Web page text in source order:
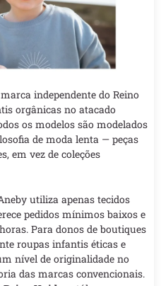
independente do Reino
orgânicas no atacado
os modelos são modelados
de moda lenta — peças
em vez de coleções
utiliza apenas tecidos
pedidos mínimos baixos e
Para donos de boutiques
roupas infantis éticas e
nível de originalidade no
das marcas convencionais.